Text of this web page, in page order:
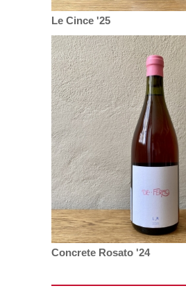
Le Cince '25
Concrete Rosato '24